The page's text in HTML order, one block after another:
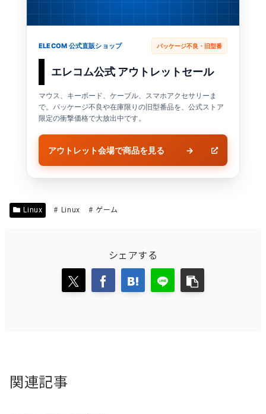
ELECOM 公式直販ショップ パッケージ不良・旧型番
エレコム公式 アウトレットセール
マウス、キーボード、ケーブル、スマホアクセサリーま
で。パッケージ不良や在庫限りの旧型番品を、公式ストア
限定の衝撃価格で大放出中です。
アウトレット会場で商品を見る →
Linux Linux ゲーム
シェアする
関連記事